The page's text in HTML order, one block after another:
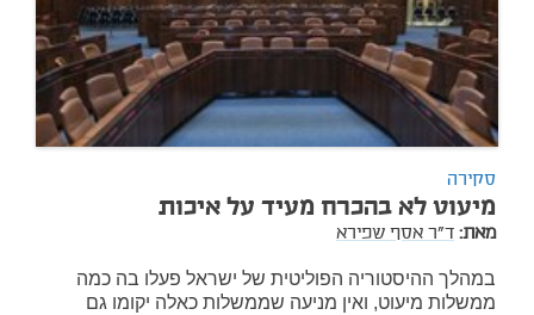
סקירה
מיעוט לא בהכרח מעיד על איכות
מאת: ד"ר אסף שפירא
במהלך ההיסטוריה הפוליטית של ישראל פעלו בה כמה
ממשלות מיעוט, ואין מניעה שממשלות כאלה יקומו גם